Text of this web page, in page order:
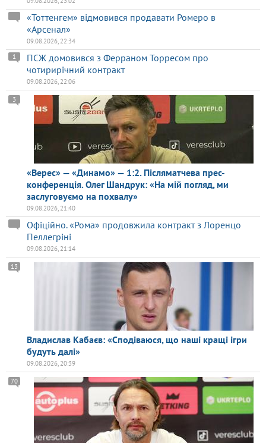
«Тоттенгем» відмовився продавати Ромеро в
«Арсенал»
09.08.2026, 22:34
ПСЖ домовився з Ферраном Торресом про
чотирирічний контракт
1
09.08.2026, 22:06
«Верес» — «Динамо» — 1:2. Післяматчева прес-
конференція. Олег Шандрук: «На мій погляд, ми
заслуговуємо на похвалу»
3
09.08.2026, 21:40
Офіційно. «Рома» продовжила контракт з Лоренцо
Пеллегріні
09.08.2026, 21:14
Владислав Кабаєв: «Сподіваюся, що наші кращі ігри
будуть далі»
13
09.08.2026, 20:39
70